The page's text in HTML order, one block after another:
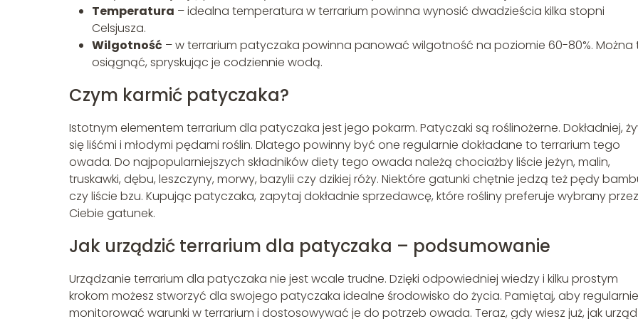
Temperatura – idealna temperatura w terrarium powinna wynosić dwadzieścia kilka stopni
Celsjusza.
Wilgotność – w terrarium patyczaka powinna panować wilgotność na poziomie 60-80%. Można
osiągnąć, spryskując je codziennie wodą.
Czym karmić patyczaka?
Istotnym elementem terrarium dla patyczaka jest jego pokarm. Patyczaki są roślinożerne. Dokładniej,
się liśćmi i młodymi pędami roślin. Dlatego powinny być one regularnie dokładane to terrarium tego
owada. Do najpopularniejszych składników diety tego owada należą chociażby liście jeżyn, malin,
truskawki, dębu, leszczyny, morwy, bazylii czy dzikiej róży. Niektóre gatunki chętnie jedzą też pędy
czy liście bzu. Kupując patyczaka, zapytaj dokładnie sprzedawcę, które rośliny preferuje wybrany przez
Ciebie gatunek.
Jak urządzić terrarium dla patyczaka – podsumowanie
Urządzanie terrarium dla patyczaka nie jest wcale trudne. Dzięki odpowiedniej wiedzy i kilku prostym
krokom możesz stworzyć dla swojego patyczaka idealne środowisko do życia. Pamiętaj, aby regularnie
monitorować warunki w terrarium i dostosowywać je do potrzeb owada. Teraz, gdy wiesz już, jak